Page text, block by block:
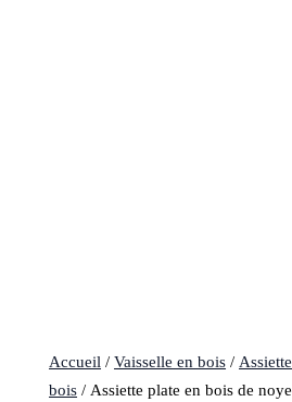
Accueil /Vaisselle en bois /
bois / Assiette plate en bois de